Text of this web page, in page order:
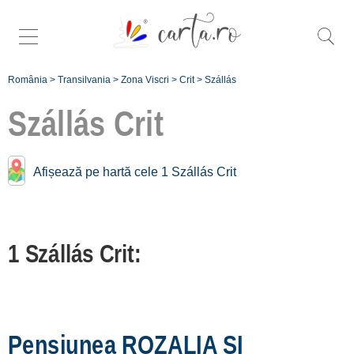
România > Transilvania > Zona Viscri > Crit> Szállás
Szállás Crit
Afișează pe hartă cele 1 Szállás Crit
1 Szállás Crit:
Pensiunea ROZALIA SI
despre C A R T A ®
login